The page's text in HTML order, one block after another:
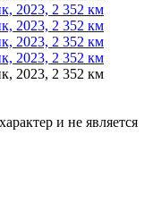
и не является